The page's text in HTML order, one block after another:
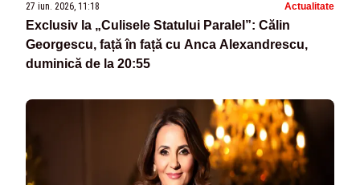
27 iun. 2026, 11:18 Actualitate
Exclusiv la „Culisele Statului Paralel”: Călin
Georgescu, față în față cu Anca Alexandrescu,
duminică de la 20:55